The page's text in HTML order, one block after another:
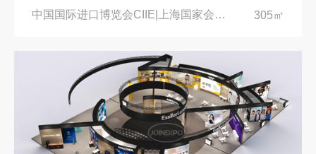
中国国际进口博览会CIIE|上海国家会展中心 305㎡